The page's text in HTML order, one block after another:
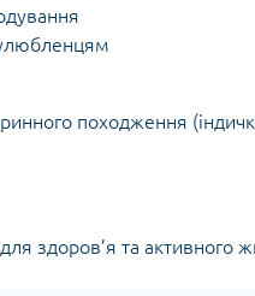
походження
здоров’я та активного